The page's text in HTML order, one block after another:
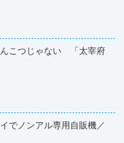
こつじゃない 「太宰府
でノンアル専用自販機／